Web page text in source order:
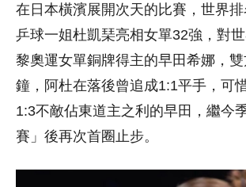
在日本橫濱展開次天的比賽，世界
乒球一姐杜凱琹亮相女單32強，對
黎奧運女單銅牌得主的早田希娜，
鐘，阿杜在落後曾追成1:1平手，可
1:3不敵佔東道主之利的早田，繼今
賽」後再次首圈止步。